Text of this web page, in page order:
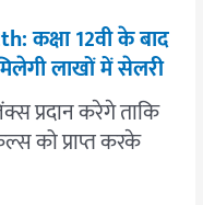
कक्षा 12वी के बाद
लाखों में सेलरी
प्रदान करेगे ताकि
को प्राप्त करके